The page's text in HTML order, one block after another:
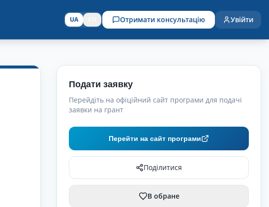
UA Отримати консультацію Увійти
Подати заявку
Перейдіть на офіційний сайт програми для подачі
заявки на грант
Перейти на сайт програми
Поділитися
В обране